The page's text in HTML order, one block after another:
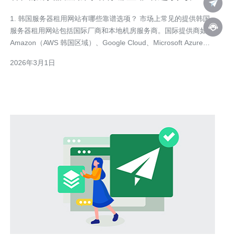
1. 韩国服务器租用网站有哪些靠谱选项？ 市场上常见的提供韩国
服务器租用网站包括国际厂商和本地机房服务商。国际提供商如
Amazon（AWS 韩国区域）、Google Cloud、Microsoft Azure都
区域性提供商如Naver Cloud、KT、SK以及多家韩国本土机房和
2026年3月1日